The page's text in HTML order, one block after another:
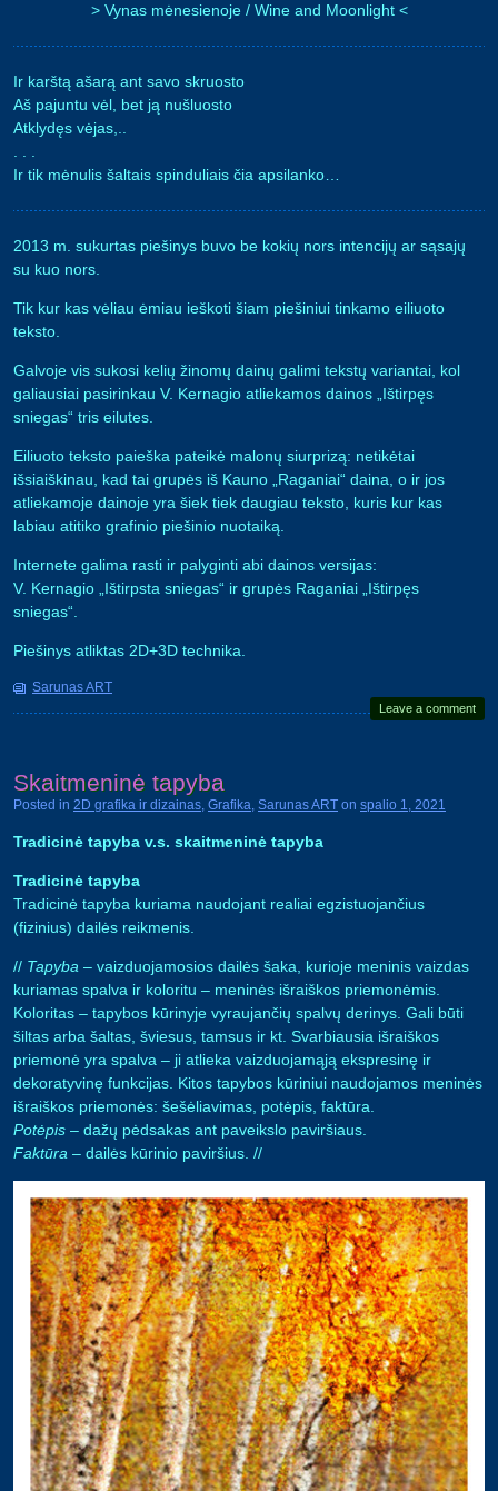
> Vynas mėnesienoje / Wine and Moonlight <
Ir karštą ašarą ant savo skruosto
Aš pajuntu vėl, bet ją nušluosto
Atklydęs vėjas,..
Ir tik mėnulis šaltais spinduliais čia apsilanko…
2013 m. sukurtas piešinys buvo be kokių nors intencijų ar sąsajų
su kuo nors.
Tik kur kas vėliau ėmiau ieškoti šiam piešiniui tinkamo eiliuoto
teksto.
Galvoje vis sukosi kelių žinomų dainų galimi tekstų variantai, kol
galiausiai pasirinkau V. Kernagio atliekamos dainos „Ištirpęs
sniegas“ tris eilutes.
Eiliuoto teksto paieška pateikė malonų siurprizą: netikėtai
išsiaiškinau, kad tai grupės iš Kauno „Raganiai“ daina, o ir jos
atliekamoje dainoje yra šiek tiek daugiau teksto, kuris kur kas
labiau atitiko grafinio piešinio nuotaiką.
Internete galima rasti ir palyginti abi dainos versijas:
V. Kernagio „Ištirpsta sniegas“ ir grupės Raganiai „Ištirpęs
sniegas“.
Piešinys atliktas 2D+3D technika.
Sarunas ART
Leave a comment
Skaitmeninė tapyba
Posted in 2D grafika ir dizainas, Grafika, Sarunas ART on spalio 1, 2021
Tradicinė tapyba v.s. skaitmeninė tapyba
Tradicinė tapyba
Tradicinė tapyba kuriama naudojant realiai egzistuojančius
(fizinius) dailės reikmenis.
// Tapyba – vaizduojamosios dailės šaka, kurioje meninis vaizdas
kuriamas spalva ir koloritu – meninės išraiškos priemonėmis.
Koloritas – tapybos kūrinyje vyraujančių spalvų derinys. Gali būti
šiltas arba šaltas, šviesus, tamsus ir kt. Svarbiausia išraiškos
priemonė yra spalva – ji atlieka vaizduojamąją ekspresinę ir
dekoratyvinę funkcijas. Kitos tapybos kūriniui naudojamos meninės
išraiškos priemonės: šešėliavimas, potėpis, faktūra.
Potėpis – dažų pėdsakas ant paveikslo paviršiaus.
Faktūra – dailės kūrinio paviršius. //